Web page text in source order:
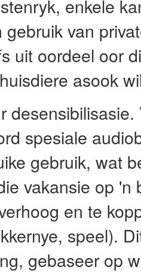
enkele
gebruik van
uit oordeel oor
asook
spesiale
gebruik, wat
vakansie op
en te
speel).
gebaseer op